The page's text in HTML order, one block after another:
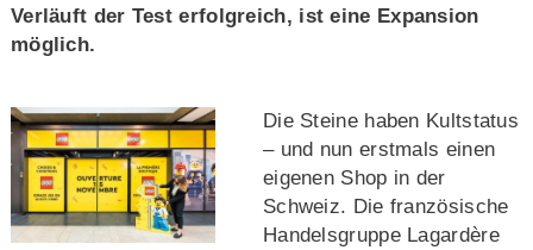
Verläuft der Test erfolgreich, ist eine Expansion
möglich.
Die Steine haben Kultstatus
– und nun erstmals einen
eigenen Shop in der
Schweiz. Die französische
Handelsgruppe Lagardère